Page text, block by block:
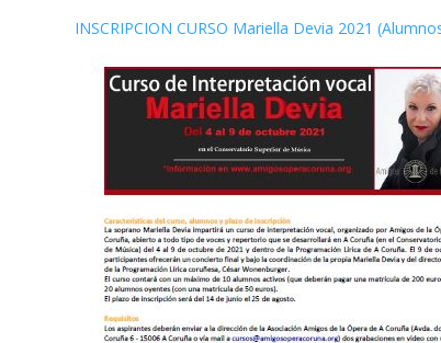
INSCRIPCION CURSO Mariella Devia 2021